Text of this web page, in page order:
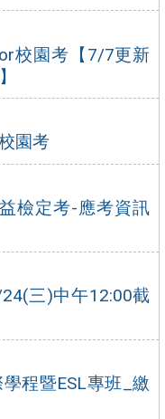
校園考【7/7更新
園考
檢定考-應考資訊
三)中午12:00截
程暨ESL專班_繳